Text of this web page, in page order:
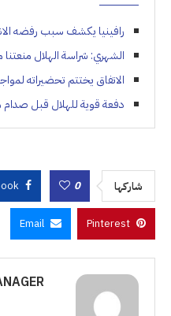
رافينيا يكشف سبب رفضه
الشهري: شراسة الهلال
الاتفاق يختتم تحضيراته
دفعة قوية للهلال قبل صدام
شاركها 0
Pinterest
Email